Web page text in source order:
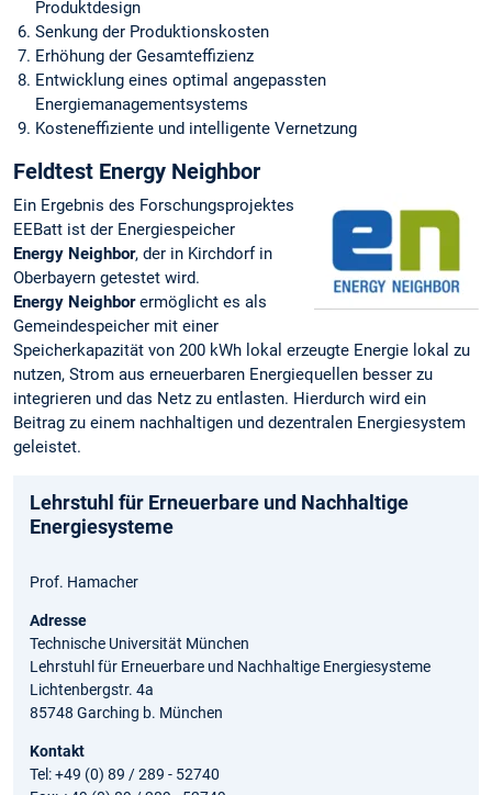
Produktdesign
Senkung der Produktionskosten
Erhöhung der Gesamteffizienz
Entwicklung eines optimal angepassten
Energiemanagementsystems
Kosteneffiziente und intelligente Vernetzung
Feldtest Energy Neighbor
Ein Ergebnis des Forschungsprojektes
EEBatt ist der Energiespeicher
Energy Neighbor, der in Kirchdorf in
Oberbayern getestet wird.
Energy Neighborermöglicht es als
Gemeindespeicher mit einer
Speicherkapazität von 200 kWh lokal erzeugte Energie lokal zu
nutzen, Strom aus erneuerbaren Energiequellen besser zu
integrieren und das Netz zu entlasten. Hierdurch wird ein
Beitrag zu einem nachhaltigen und dezentralen Energiesystem
geleistet.
Lehrstuhl für Erneuerbare und Nachhaltige
Energiesysteme
Prof. Hamacher
Adresse
Technische Universität München
Lehrstuhl für Erneuerbare und Nachhaltige Energiesysteme
Lichtenbergstr. 4a
85748 Garching b. München
Kontakt
Tel: +49 (0) 89 / 289 - 52740